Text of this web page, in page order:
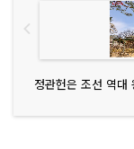
정관헌은 조선 역대